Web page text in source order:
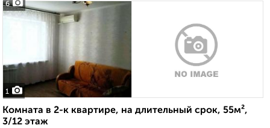
6
1
Комната в 2-к квартире, на длительный срок, 55м²,
3/12 этаж